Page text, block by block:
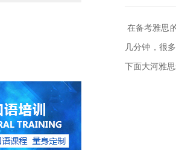
在备考雅思
几分钟，很
下面大河雅